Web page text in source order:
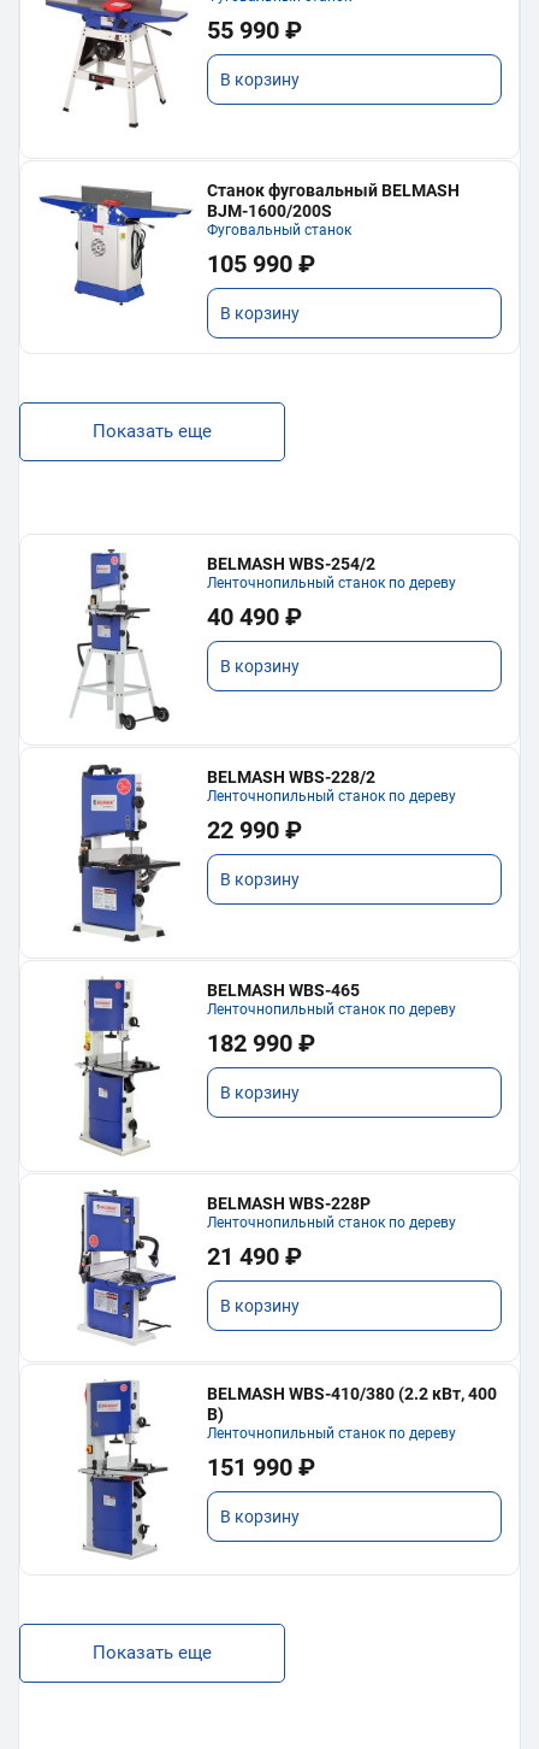
55 990 ₽
В корзину
Станок фуговальный BELMASH
BJM-1600/200S
Фуговальный станок
105 990 ₽
В корзину
Показать еще
BELMASH WBS-254/2
Ленточнопильный станок по дереву
40 490 ₽
В корзину
BELMASH WBS-228/2
Ленточнопильный станок по дереву
22 990 ₽
В корзину
BELMASH WBS-465
Ленточнопильный станок по дереву
182 990 ₽
В корзину
BELMASH WBS-228P
Ленточнопильный станок по дереву
21 490 ₽
В корзину
BELMASH WBS-410/380 (2.2 кВт, 400
В)
Ленточнопильный станок по дереву
151 990 ₽
В корзину
Показать еще